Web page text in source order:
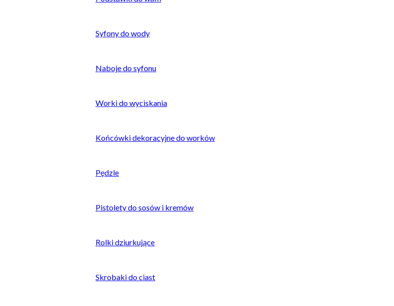
Syfony do wody
Naboje do syfonu
Worki do wyciskania
Końcówki dekoracyjne do worków
Pędzle
Pistolety do sosów i kremów
Rolki dziurkujące
Skrobaki do ciast